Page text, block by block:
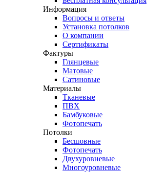
Информация
Вопросы и ответы
Установка потолков
О компании
Сертификаты
Фактуры
Глянцевые
Матовые
Сатиновые
Материалы
Тканевые
ПВХ
Бамбуковые
Фотопечать
Потолки
Бесшовные
Фотопечать
Двухуровневые
Многоуровневые